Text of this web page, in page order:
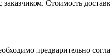
Стоимость
предварительно